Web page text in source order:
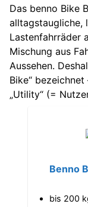
Das benno Bike
alltagstaugliche,
Lastenfahrräder
Mischung aus
Aussehen.
Bike“
„Utility“ (=
Benno
bis 200